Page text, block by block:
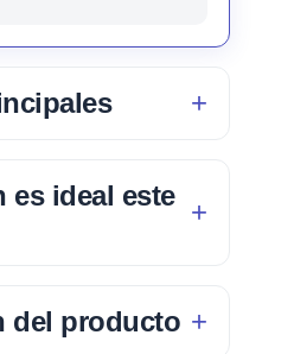
es ideal este
del producto